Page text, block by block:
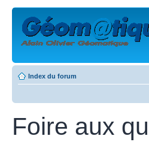
Index du forum
Foire aux